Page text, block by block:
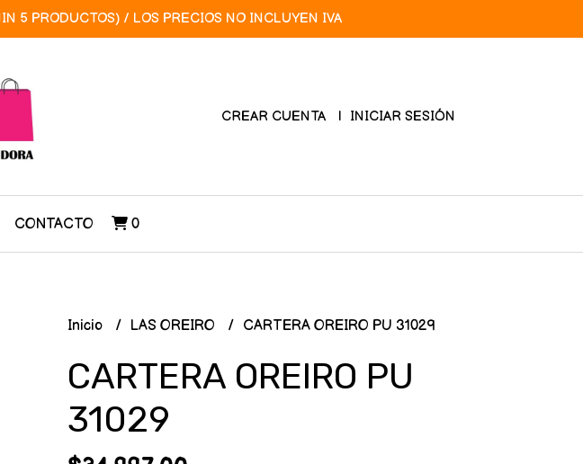
5 PRODUCTOS) / LOS PRECIOS NO INCLUYEN IVA
CREAR CUENTA INICIAR SESIÓN
CONTACTO 0
Inicio LAS OREIRO CARTERA OREIRO PU 31029
CARTERA OREIRO PU
31029